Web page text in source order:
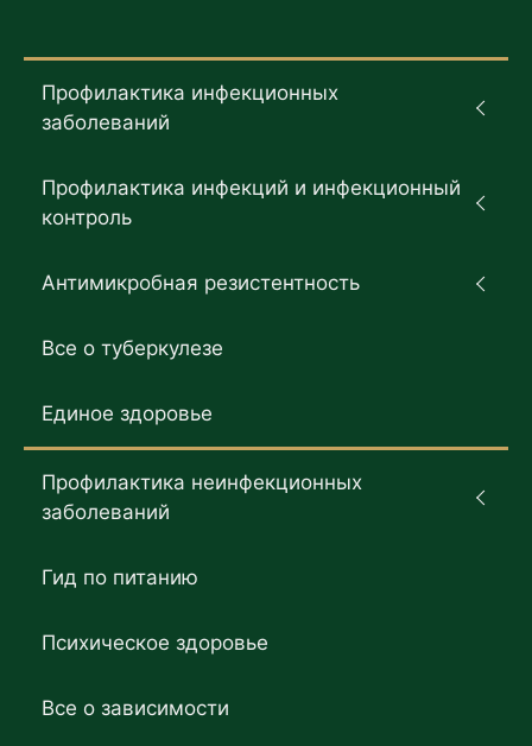
Профилактика инфекционных
заболеваний
Профилактика инфекций и инфекционный
контроль
Антимикробная резистентность
Все о туберкулезе
Единое здоровье
Профилактика неинфекционных
заболеваний
Гид по питанию
Психическое здоровье
Все о зависимости